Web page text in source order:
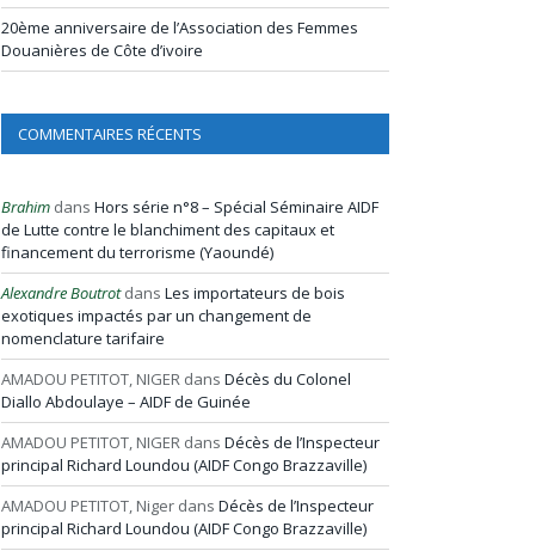
20ème anniversaire de l’Association des Femmes
Douanières de Côte d’ivoire
COMMENTAIRES RÉCENTS
Brahim dans Hors série n°8 – Spécial Séminaire AIDF
de Lutte contre le blanchiment des capitaux et
financement du terrorisme (Yaoundé)
Alexandre Boutrotdans Les importateurs de bois
exotiques impactés par un changement de
nomenclature tarifaire
AMADOU PETITOT, NIGER dans Décès du Colonel
Diallo Abdoulaye – AIDF de Guinée
AMADOU PETITOT, NIGER dans Décès de l’Inspecteur
principal Richard Loundou (AIDF Congo Brazzaville)
AMADOU PETITOT, Niger dans Décès de l’Inspecteur
principal Richard Loundou (AIDF Congo Brazzaville)